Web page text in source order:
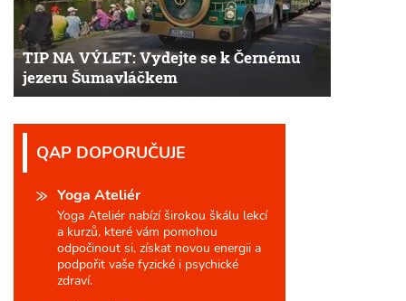
TIP NA VÝLET: Vydejte se k Černému
jezeru Šumavláčkem
QAP DOPORUČUJE
Yoga Ateliér
Yoga Ateliér nabízí širokou škálu lekcí
a kurzů, které vám pomohou
odpočinout si, získat novou energii a
podpořit vaše fyzické i psychické
zdraví.